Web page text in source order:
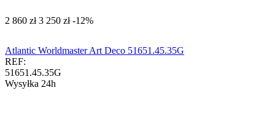
‍2 860‍ zł ‍3 250‍ zł -12%
Atlantic Worldmaster Art Deco 51651.45.35G
REF:
51651.45.35G
Wysyłka 24h